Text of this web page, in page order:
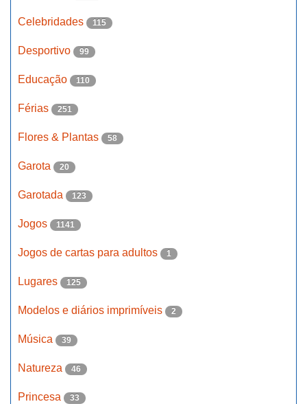
Celebridades 115
Desportivo 99
Educação 110
Férias 251
Flores & Plantas 58
Garota 20
Garotada 123
Jogos 1141
Jogos de cartas para adultos 1
Lugares 125
Modelos e diários imprimíveis 2
Música 39
Natureza 46
Princesa 33